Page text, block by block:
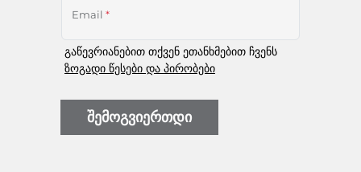
Email *
გაწევრიანებით თქვენ ეთანხმებით ჩვენს
ზოგადი წესები და პირობები
შემოგვიერთდი